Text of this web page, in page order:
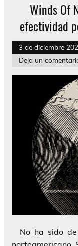
Winds Of
efectividad
3 de diciembre
Deja un
No ha sido de
norteamericano